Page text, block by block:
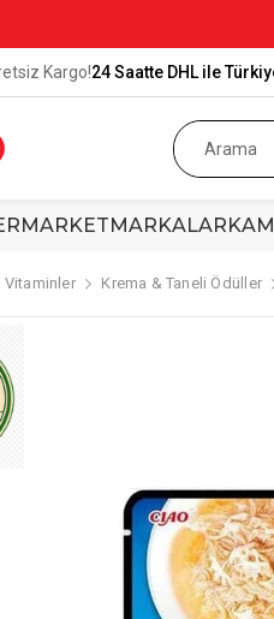
Kargo!24 Saatte DHL ile
MARKALAR
Vitaminler Krema & Taneli Ödüller